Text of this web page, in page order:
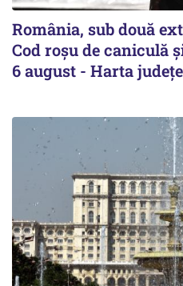
România, sub două
Cod roșu de caniculă
6 august - Harta